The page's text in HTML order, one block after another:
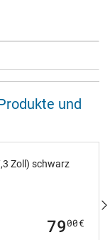
und
Zoll) schwarz
7900€